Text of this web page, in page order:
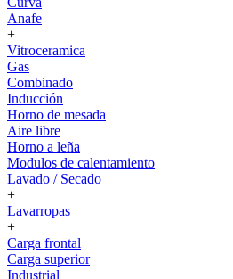
Anafe
+
Vitroceramica
Gas
Combinado
Inducción
Horno de mesada
Aire libre
Horno a leña
Modulos de calentamiento
Lavado / Secado
+
Lavarropas
+
Carga frontal
Carga superior
Industrial